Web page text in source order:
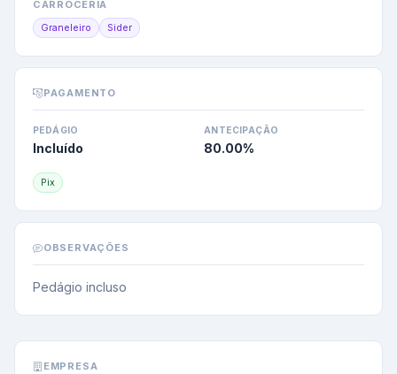
CARROCERIA
Graneleiro Sider
PAGAMENTO
PEDÁGIO
Incluído
ANTECIPAÇÃO
80.00%
Pix
OBSERVAÇÕES
Pedágio incluso
EMPRESA